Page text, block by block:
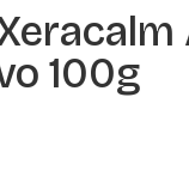
100g